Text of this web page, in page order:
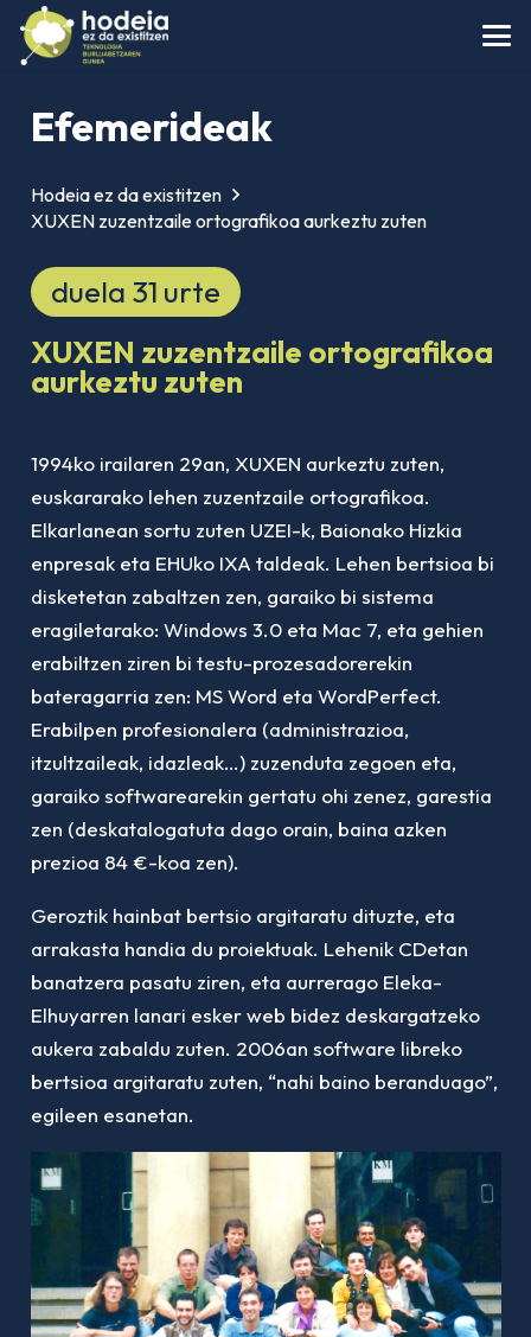
Efemerideak
Hodeia ez da existitzen
XUXEN zuzentzaile ortografikoa aurkeztu zuten
duela 31 urte
XUXEN zuzentzaile ortografikoa
aurkeztu zuten
1994ko irailaren 29an, XUXEN aurkeztu zuten,
euskararako lehen zuzentzaile ortografikoa.
Elkarlanean sortu zuten UZEI-k, Baionako Hizkia
enpresak eta EHUko IXA taldeak. Lehen bertsioa bi
disketetan zabaltzen zen, garaiko bi sistema
eragiletarako: Windows 3.0 eta Mac 7, eta gehien
erabiltzen ziren bi testu-prozesadorerekin
bateragarria zen: MS Word eta WordPerfect.
Erabilpen profesionalera (administrazioa,
itzultzaileak, idazleak…) zuzenduta zegoen eta,
garaiko softwarearekin gertatu ohi zenez, garestia
zen (deskatalogatuta dago orain, baina azken
prezioa 84 €-koa zen).
Geroztik hainbat bertsio argitaratu dituzte, eta
arrakasta handia du proiektuak. Lehenik CDetan
banatzera pasatu ziren, eta aurrerago Eleka-
Elhuyarren lanari esker web bidez deskargatzeko
aukera zabaldu zuten. 2006an software libreko
bertsioa argitaratu zuten, “nahi baino beranduago”,
egileen esanetan.